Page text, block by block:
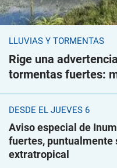
LLUVIAS Y TORMENTAS
Rige una
tormentas fuertes:
DESDE EL JUEVES 6
Aviso especial de
fuertes, puntualmente
extratropical